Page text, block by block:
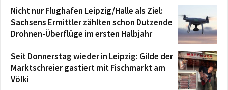
Nicht nur Flughafen Leipzig/Halle als Ziel:
Sachsens Ermittler zählten schon Dutzende
Drohnen-Überflüge im ersten Halbjahr
Seit Donnerstag wieder in Leipzig: Gilde der
Marktschreier gastiert mit Fischmarkt am
Völki